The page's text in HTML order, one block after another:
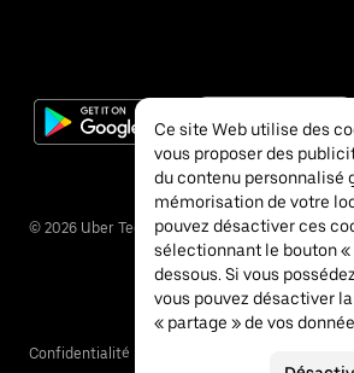
© 2026 Uber Technologies Inc.
Confidentialité
Ce site Web utilise des
vous proposer des
du contenu personnalisé
mémorisation de votre
pouvez désactiver ces
sélectionnant le bouton «
dessous. Si vous
vous pouvez désactiver
« partage » de vos